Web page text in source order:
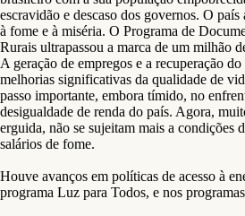
escravidão e descaso dos governos. O
à fome e à miséria. O Programa de
Rurais ultrapassou a marca de um milhão
A geração de empregos e a recuperação
melhorias significativas da qualidade de
passo importante, embora tímido, no
desigualdade de renda do país. Agora,
erguida, não se sujeitam mais a condições
salários de fome.
Houve avanços em políticas de acesso à
programa Luz para Todos, e nos